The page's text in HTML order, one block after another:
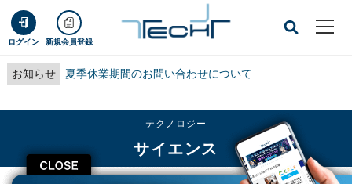
ログイン 新規会員登録
お知らせ 夏季休業期間のお問い合わせについて
CLOSE
テクノロジー
サイエンス